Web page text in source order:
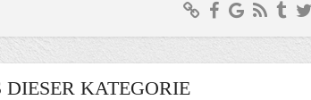
KATEGORIE